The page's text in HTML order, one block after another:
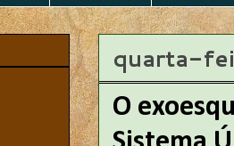
quarta-
O